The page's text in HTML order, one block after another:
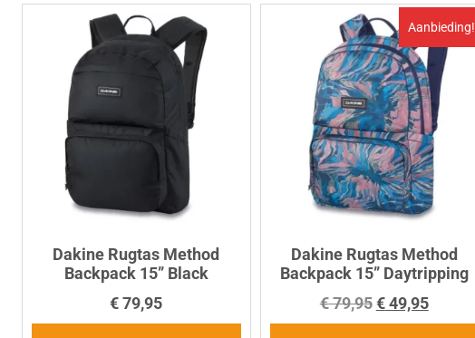
Dakine Rugtas Method
Backpack 15” Black
€79,95
Aanbieding!
Dakine Rugtas Method
Backpack 15” Daytripping
€79,95 €49,95